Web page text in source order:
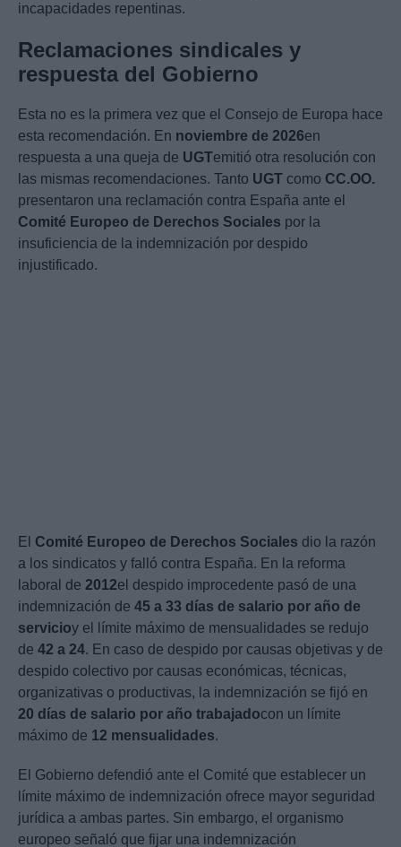
incapacidades repentinas.
Reclamaciones sindicales y
respuesta del Gobierno
Esta no es la primera vez que el Consejo de Europa hace
esta recomendación. En noviembre de 2026en
respuesta a una queja de UGTemitió otra resolución con
las mismas recomendaciones. Tanto UGT como CC.OO.
presentaron una reclamación contra España ante el
Comité Europeo de Derechos Sociales por la
insuficiencia de la indemnización por despido
injustificado.
El Comité Europeo de Derechos Sociales dio la razón
a los sindicatos y falló contra España. En la reforma
laboral de 2012el despido improcedente pasó de una
indemnización de 45 a 33 días de salario por año de
servicioy el límite máximo de mensualidades se redujo
de 42 a 24. En caso de despido por causas objetivas y de
despido colectivo por causas económicas, técnicas,
organizativas o productivas, la indemnización se fijó en
20 días de salario por año trabajadocon un límite
máximo de 12 mensualidades.
El Gobierno defendió ante el Comité que establecer un
límite máximo de indemnización ofrece mayor seguridad
jurídica a ambas partes. Sin embargo, el organismo
europeo señaló que fijar una indemnización